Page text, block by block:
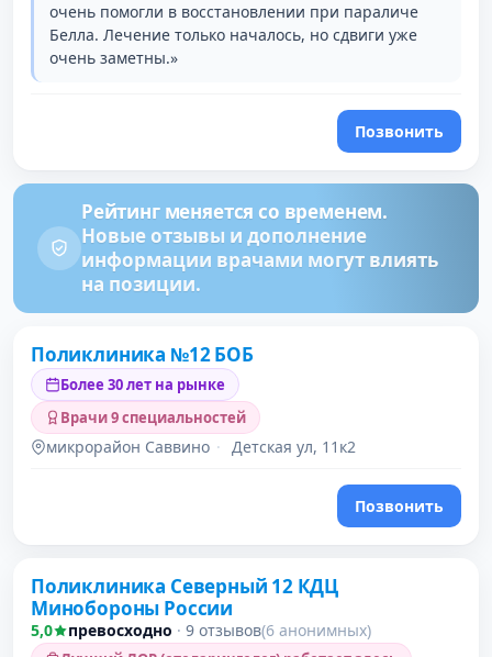
очень помогли в восстановлении при параличе
Белла. Лечение только началось, но сдвиги уже
очень заметны.»
Позвонить
Рейтинг меняется со временем.
Новые отзывы и дополнение
информации врачами могут влиять
на позиции.
Поликлиника №12 БОБ
Более 30 лет на рынке
Врачи 9 специальностей
микрорайон Саввино · Детская ул, 11к2
Позвонить
Поликлиника Северный 12 КДЦ
Минобороны России
5,0 превосходно · 9 отзывов(6 анонимных)